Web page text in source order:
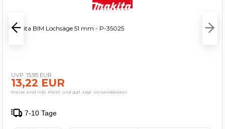
Makita BIM Lochsäge 51 mm - P-35025
15,95 EUR
13,22 EUR
Preise sind inkl. MwSt. und ggf. zzgl. Versandkosten
7-10 Tage